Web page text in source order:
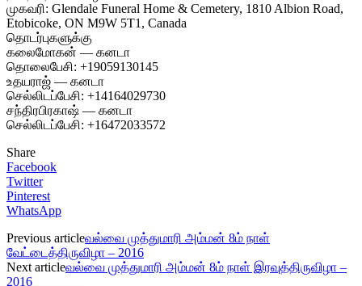
முகவரி: Glendale Funeral Home & Cemetery, 1810 Albion Road,
Etobicoke, ON M9W 5T1, Canada
தொடர்புகளுக்கு
கலைமோகன் — கனடா
தொலைபேசி: +19059130145
உதயராஜ் — கனடா
செல்லிடப்பேசி: +14164029730
சந்திரபிரகாஷ் — கனடா
செல்லிடப்பேசி: +16472033572
Share
Facebook
Twitter
Pinterest
WhatsApp
Previous articleவல்வை முத்துமாரி அம்மன் 8ம் நாள்
வேட்டைத்திருவிழா – 2016
Next articleவல்வை முத்துமாரி அம்மன் 8ம் நாள் இரவுத்திருவிழா –
2016